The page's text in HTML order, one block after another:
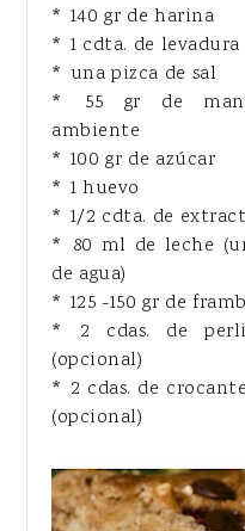
* 140 gr de harina
* 1 cdta. de levadura
* una pizca de sal
* 55 gr de
ambiente
* 100 gr de azúcar
* 1 huevo
* 1/2 cdta. de
* 80 ml de leche
de agua)
* 125 -150 gr de
* 2 cdas. de
(opcional)
* 2 cdas. de
(opcional)